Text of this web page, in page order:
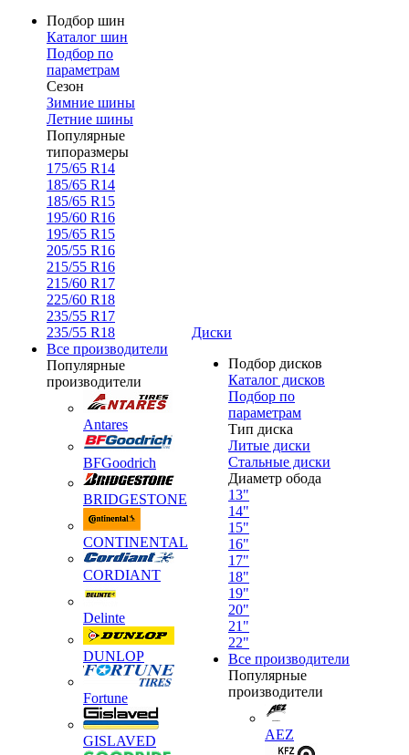
Подбор шин
Каталог шин
Подбор по
параметрам
Сезон
Зимние шины
Летние шины
Популярные
типоразмеры
175/65 R14
185/65 R14
185/65 R15
195/60 R16
195/65 R15
205/55 R16
215/55 R16
215/60 R17
225/60 R18
235/55 R17
235/55 R18
Все производители
Популярные
производители
Antares
BFGoodrich
BRIDGESTONE
CONTINENTAL
CORDIANT
Delinte
DUNLOP
Fortune
GISLAVED
Диски
Подбор дисков
Каталог дисков
Подбор по
параметрам
Тип диска
Литые диски
Стальные диски
Диаметр обода
13"
14"
15"
16"
17"
18"
19"
20"
21"
22"
Все производители
Популярные
производители
AEZ